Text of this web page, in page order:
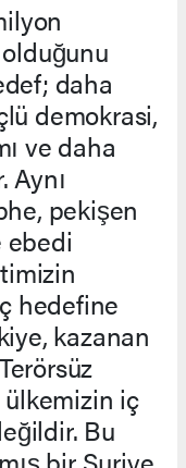
daha
demokrasi,
ve daha
Aynı
pekişen
ebedi
hedefine
kazanan
ülkemizin iç
Bu